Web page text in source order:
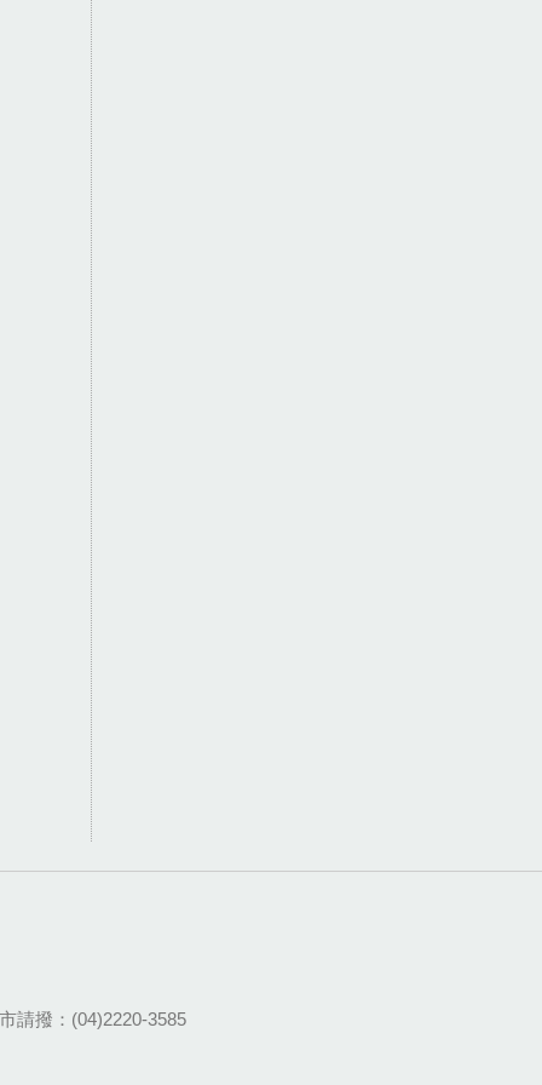
請撥：(04)2220-3585